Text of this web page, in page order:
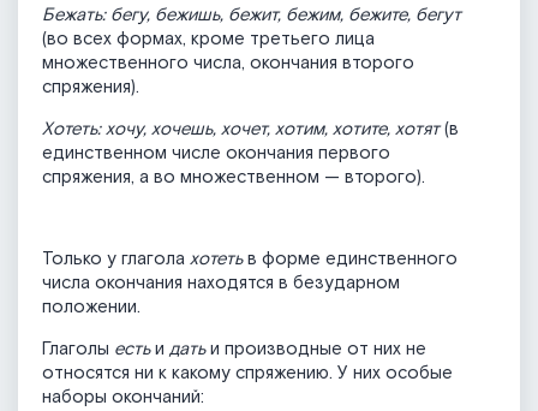
Бежать: бегу, бежишь, бежит, бежим, бежите, бегут
(во всех формах, кроме третьего лица
множественного числа, окончания второго
спряжения).
Хотеть: хочу, хочешь, хочет, хотим, хотите, хотят(в
единственном числе окончания первого
спряжения, а во множественном — второго).
Только у глагола хотетьв форме единственного
числа окончания находятся в безударном
положении.
Глаголы естьи датьи производные от них не
относятся ни к какому спряжению. У них особые
наборы окончаний: